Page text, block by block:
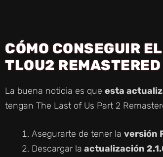
CÓMO CONSEGUIR
TLOU2 REMASTERED
La buena noticia es que esta
tengan The Last of Us Part 2
Asegurarte de tener la versión
Descargar la actualización